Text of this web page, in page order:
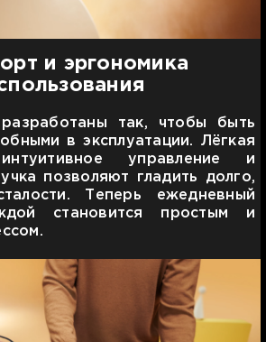
и эргономика
так, чтобы быть
в эксплуатации. Лёгкая
управление и
позволяют гладить долго,
Теперь ежедневный
становится простым и